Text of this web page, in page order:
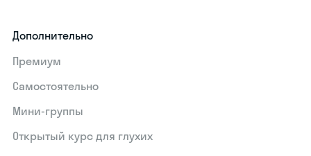
Дополнительно
Премиум
Самостоятельно
Мини-группы
Открытый курс для глухих